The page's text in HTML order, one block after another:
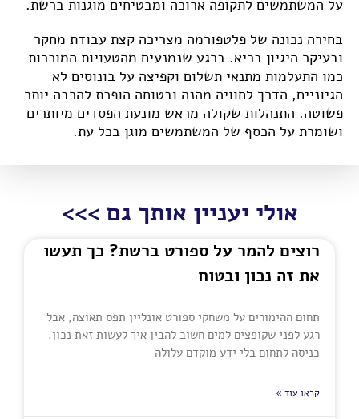
על המשתמשים לתקופה ארוכה ומבטיחים מוגנות ברשת.
בחירה נכונה של פלטפורמה מצריכה קצת עבודת מחקר
ובעיקר היגיון בריא. ברגע שנמנעים מהטעויות המוכרות
כמו התעלמות מתנאי תשלום וקפיצה על בונוסים לא
הגיוניים, הדרך לחוויה מהנה ובטוחה הופכת להרבה יותר
פשוטה. התנהלות שקולה מראש מונעת הפסדים מיותרים
ושומרת על הכסף של המשתמשים מוגן בכל עת.
אולי יעניין אותך גם >>>
רוצים להמר על ספורט ברשת? כך תעשו
את זה נכון ובטוח
תחום ההימורים על משחקי ספורט אונליין תפס תאוצה, אבל
רגע לפני שקופצים למים חשוב להבין איך לעשות זאת נכון.
כניסה לתחום בלי ידע מוקדם עלולה
קראו עוד »